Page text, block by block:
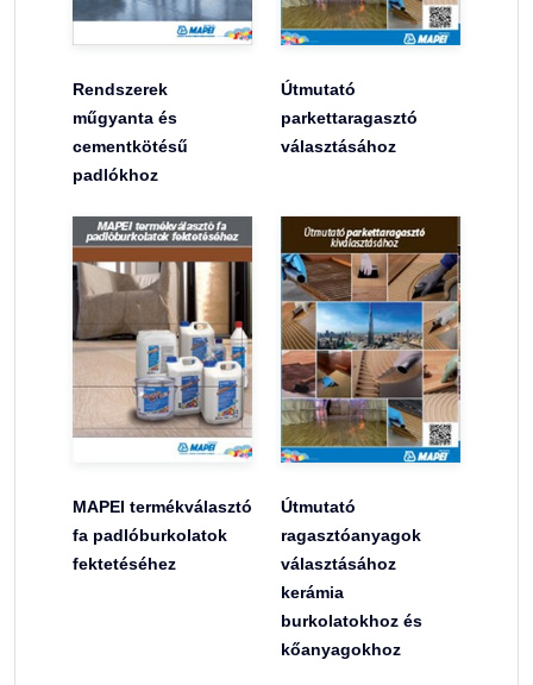
Rendszerek
műgyanta és
cementkötésű
padlókhoz
Útmutató
parkettaragasztó
választásához
MAPEI termékválasztó
fa padlóburkolatok
fektetéséhez
Útmutató
ragasztóanyagok
választásához
kerámia
burkolatokhoz és
kőanyagokhoz